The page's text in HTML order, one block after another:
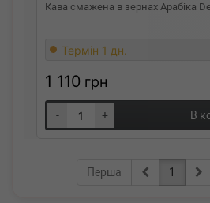
Кава смажена в зернах Арабіка
Термін 1 дн.
1 110 грн
- + В
Перша 1